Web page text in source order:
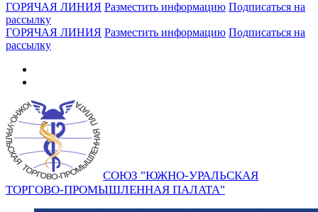
ГОРЯЧАЯ ЛИНИЯ Разместить информацию Подписаться на
рассылку
ГОРЯЧАЯ ЛИНИЯ Разместить информацию Подписаться на
рассылку
СОЮЗ "ЮЖНО-УРАЛЬСКАЯ
ТОРГОВО-ПРОМЫШЛЕННАЯ ПАЛАТА"